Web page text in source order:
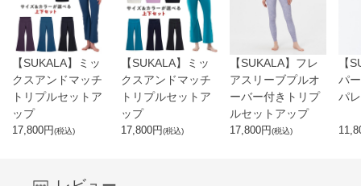
【SUKALA】ミッ
クスアンドマッチ
トリプルセットア
ップ
17,800円(税込)
【SUKALA】ミッ
クスアンドマッチ
トリプルセットア
ップ
17,800円(税込)
【SUKALA】フレ
アスリーブプルオ
ーバー付きトリプ
ルセットアップ
17,800円(税込)
【
パ
パ